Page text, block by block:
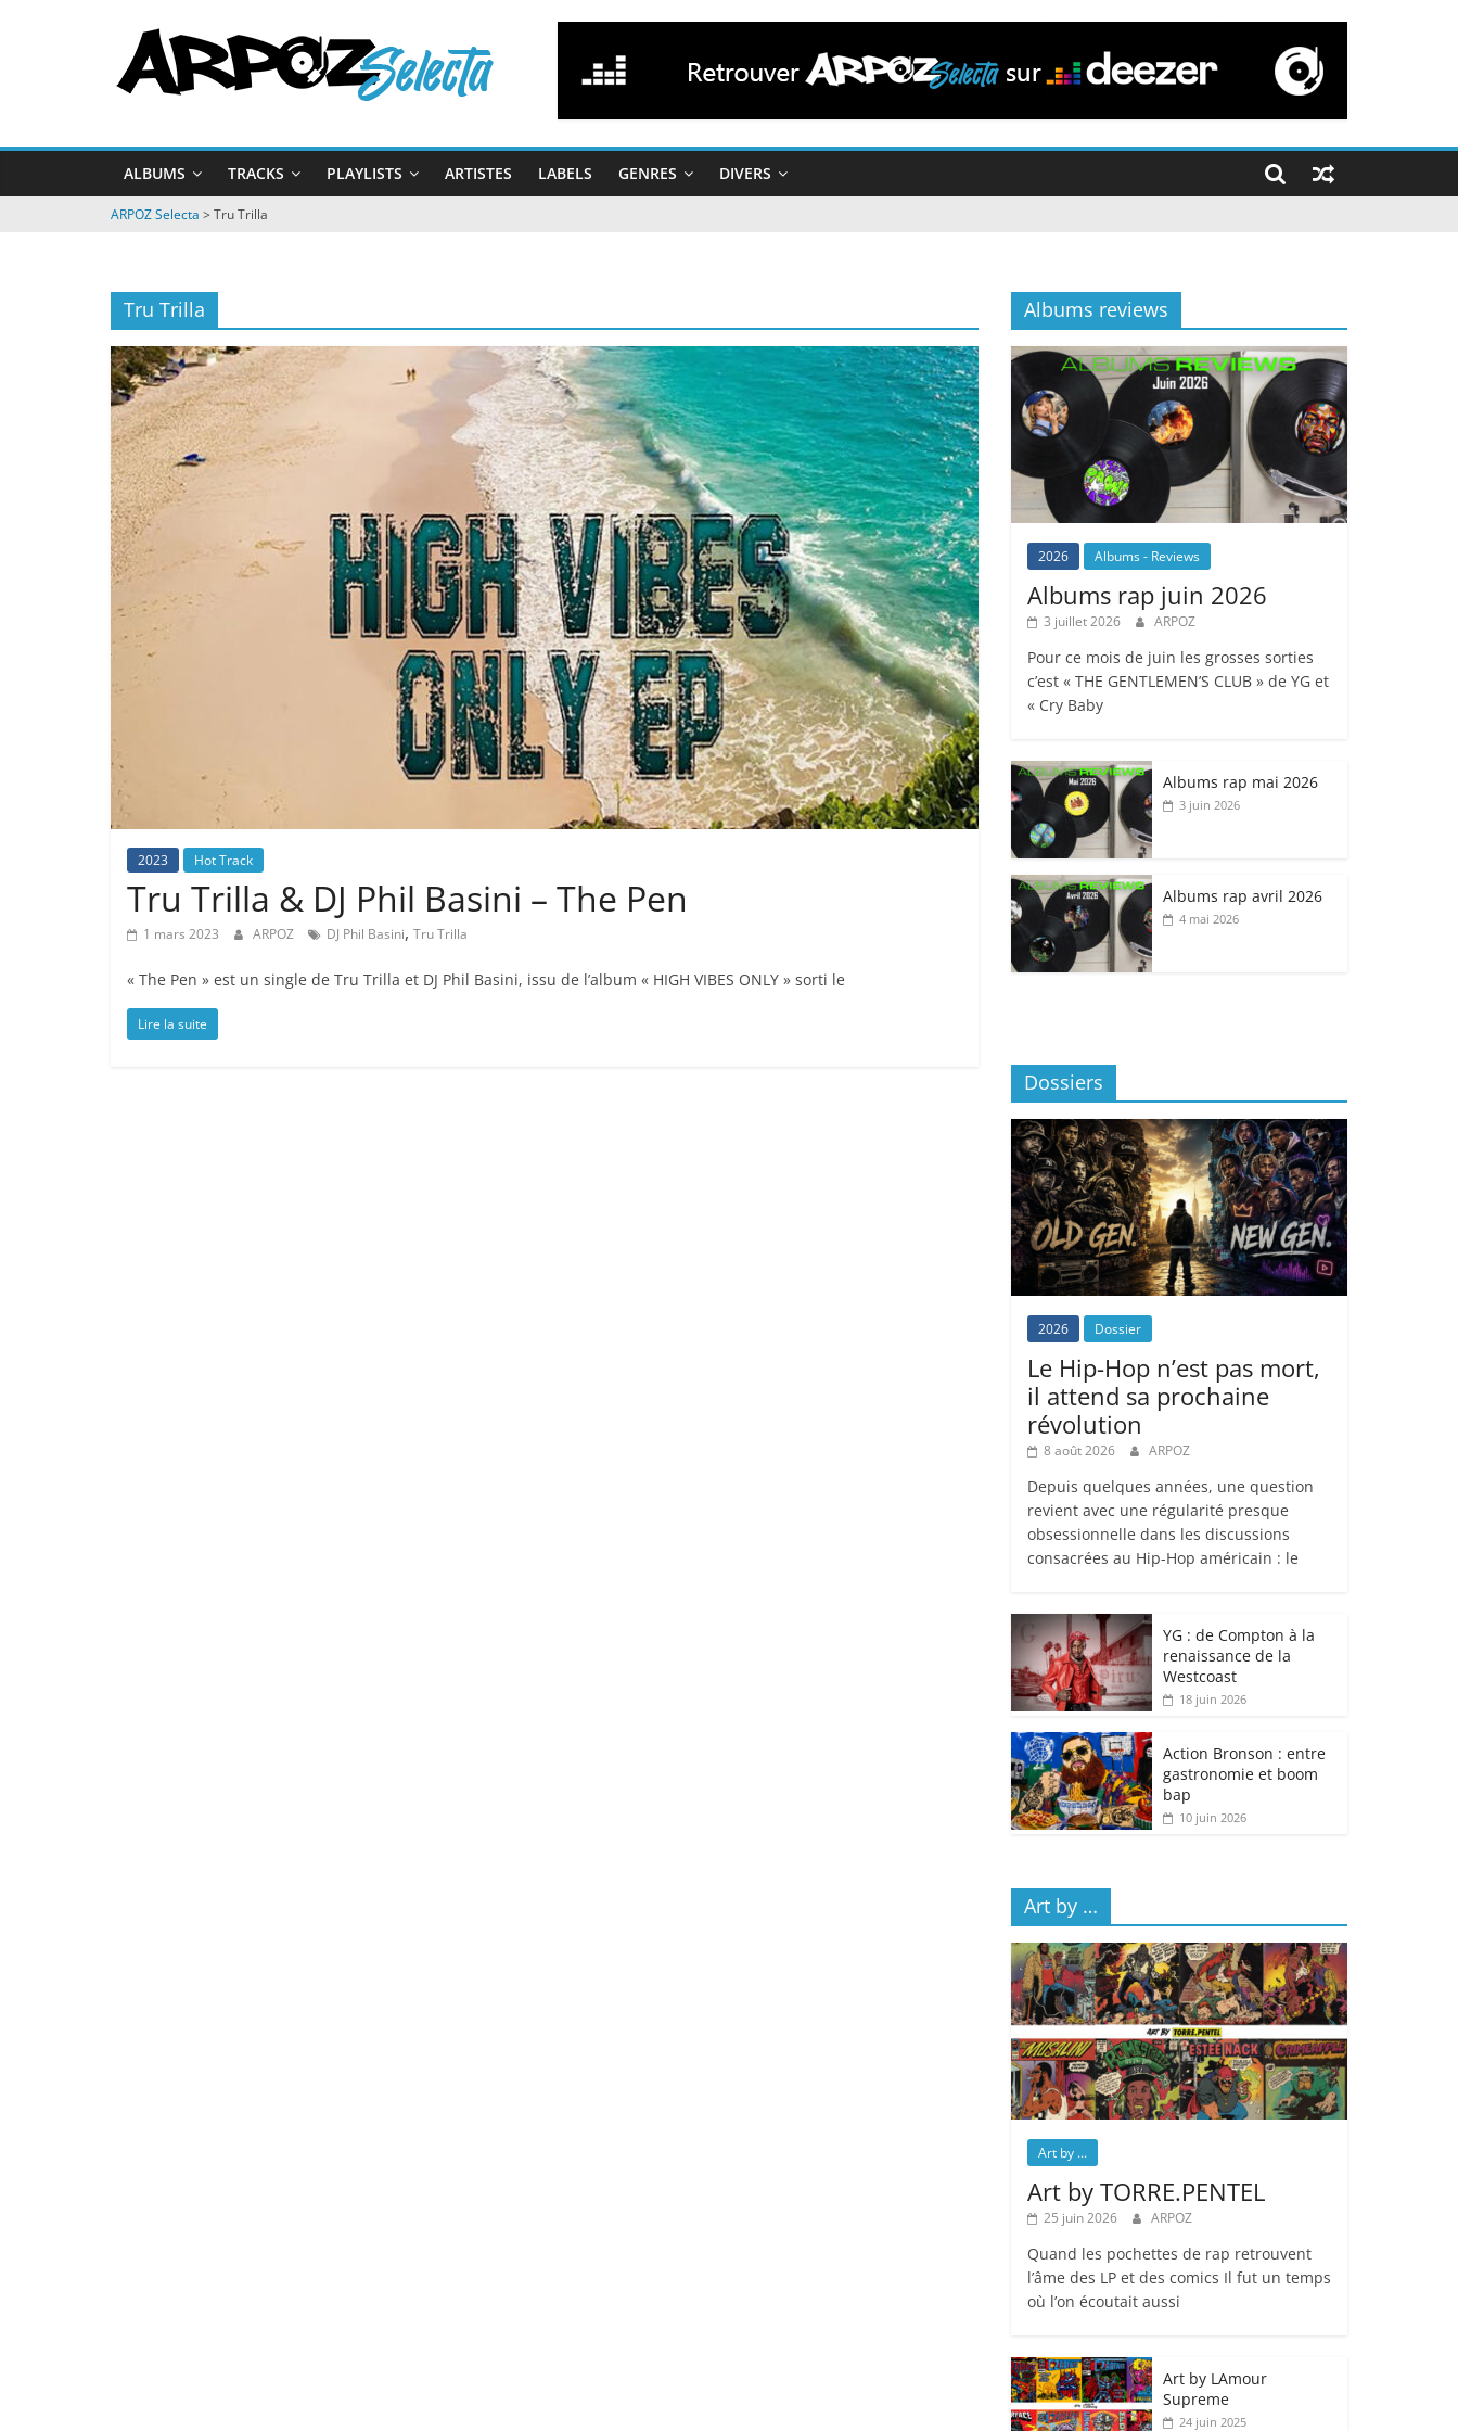
ARPOZ
Selecta
by
ARPOZ
&
ALBUMS TRACKS PLAYLISTS ARTISTES LABELS GENRES DIVERS
ARPOZ Selecta > Tru Trilla
Tru Trilla
2023 Hot Track
Tru Trilla & DJ Phil Basini – The Pen
1 mars 2023 ARPOZ DJ Phil Basini, Tru Trilla
« The Pen » est un single de Tru Trilla et DJ Phil Basini, issu de l’album « HIGH VIBES ONLY » sorti le
Lire la suite
Albums reviews
2026 Albums - Reviews
Albums rap juin 2026
3 juillet 2026 ARPOZ
Pour ce mois de juin les grosses sorties
c’est « THE GENTLEMEN’S CLUB » de YG et
« Cry Baby
Albums rap mai 2026
3 juin 2026
Albums rap avril 2026
4 mai 2026
Dossiers
2026 Dossier
Le Hip-Hop n’est pas mort,
il attend sa prochaine
révolution
8 août 2026 ARPOZ
Depuis quelques années, une question
revient avec une régularité presque
obsessionnelle dans les discussions
consacrées au Hip-Hop américain : le
YG : de Compton à la
renaissance de la
Westcoast
18 juin 2026
Action Bronson : entre
gastronomie et boom
bap
10 juin 2026
Art by …
Art by ...
Art by TORRE.PENTEL
25 juin 2026 ARPOZ
Quand les pochettes de rap retrouvent
l’âme des LP et des comics Il fut un temps
où l’on écoutait aussi
Art by LAmour
Supreme
24 juin 2025